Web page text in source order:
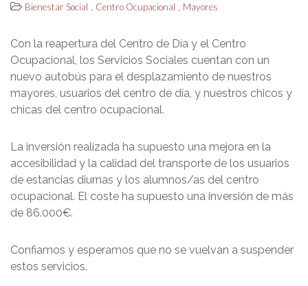
Bienestar Social
Centro Ocupacional Mayores
Con la reapertura del Centro de Día y el Centro
Ocupacional, los Servicios Sociales cuentan con un
nuevo autobús para el desplazamiento de nuestros
mayores, usuarios del centro de día, y nuestros chicos y
chicas del centro ocupacional.
La inversión realizada ha supuesto una mejora en la
accesibilidad y la calidad del transporte de los usuarios
de estancias diurnas y los alumnos/as del centro
ocupacional. El coste ha supuesto una inversión de más
de 86.000€.
Confiamos y esperamos que no se vuelvan a suspender
estos servicios.